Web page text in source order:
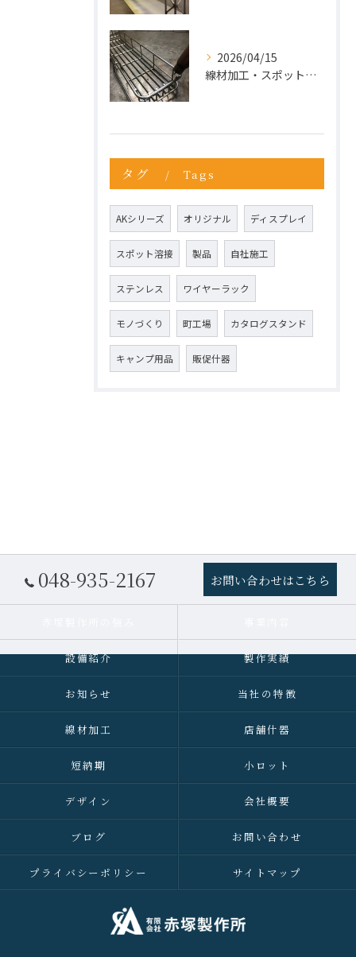
2026/04/15
線材加工・スポット溶接ならお任せ
タグ Tags
AKシリーズ オリジナル ディスプレイ
スポット溶接 製品 自社施工
ステンレス ワイヤーラック
モノづくり 町工場 カタログスタンド
キャンプ用品 販促什器
048-935-2167 お問い合わせはこちら
設備紹介 製作実績
お知らせ 当社の特徴
線材加工 店舗什器
短納期 小ロット
デザイン 会社概要
ブログ お問い合わせ
プライバシーポリシー サイトマップ